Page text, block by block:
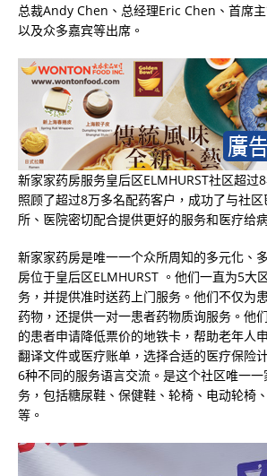
总裁Andy Chen 、总经理Eric Chen 、首席
以及众多嘉宾等出席。
新家家药房服务皇后区ELMHURST社区超过8
照顾了超过8万多名配药客户，成功了与社
所、医院密切配合提供更好的服务和医疗给
新家家药房是唯一一个众所周知的多元化、
房位于皇后区ELMHURST 。他们一直为5大
务，并提供准时送药上门服务。他们不仅为
药物，还提供一对一患者药物质询服务。他
的患者申请降低票价的地铁卡，帮助老年人
翻译文件或医疗账单，选择合适的医疗保险
6种不同的服务语言交流。是这个社区唯一
务，包括糖尿鞋、保健鞋、轮椅、电动轮椅
等。